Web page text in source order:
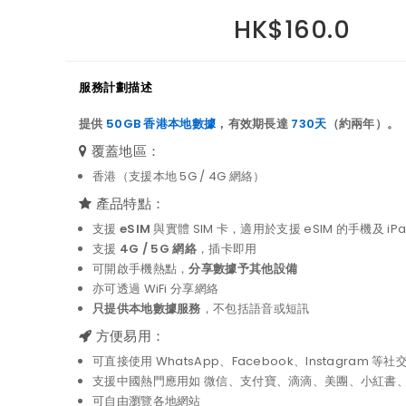
HK$160.0
服務計劃描述
提供 50GB 香港本地數據 ，有效期長達 730天 （約兩年）。
覆蓋地區：
香港（支援本地 5G / 4G 網絡）
產品特點：
支援 eSIM 與實體 SIM 卡，適用於支援 eSIM 的手機及
支援 4G / 5G 網絡，插卡即用
可開啟手機熱點，分享數據予其他設備
亦可透過 WiFi 分享網絡
只提供本地數據服務 ，不包括語音或短訊
方便易用：
可直接使用 WhatsApp、Facebook、Instagram 等社
支援中國熱門應用如 微信、支付寶、滴滴、美團、小紅書
可自由瀏覽各地網站